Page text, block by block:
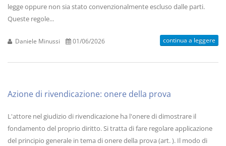
legge oppure non sia stato convenzionalmente escluso dalle parti.
Queste regole...
Daniele Minussi 01/06/2026 continua a leggere
Azione di rivendicazione: onere della prova
L'attore nel giudizio di rivendicazione ha l'onere di dimostrare il
fondamento del proprio diritto. Si tratta di fare regolare applicazione
del principio generale in tema di onere della prova (art. ). Il modo di